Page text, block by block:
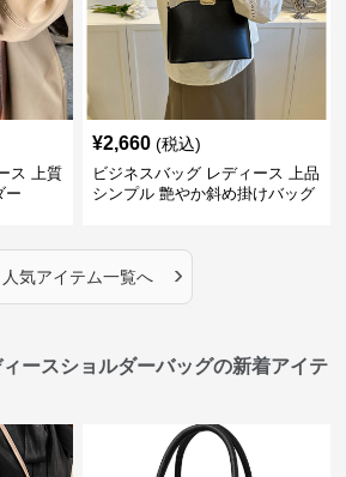
ス 上質
ー
¥2,660 (税込)
ビジネスバッグ レディース 上品
シンプル 艶やか斜め掛けバッグ
人気アイテム一覧へ ›
ースショルダーバッグの新着アイテ